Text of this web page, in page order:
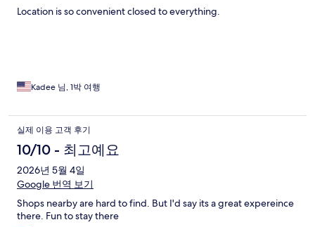
Location is so convenient closed to everything.
Kadee 님, 1박 여행
실제 이용 고객 후기
10/10 - 최고예요
2026년 5월 4일
Google 번역 보기
Shops nearby are hard to find. But I'd say its a great expereince
there. Fun to stay there